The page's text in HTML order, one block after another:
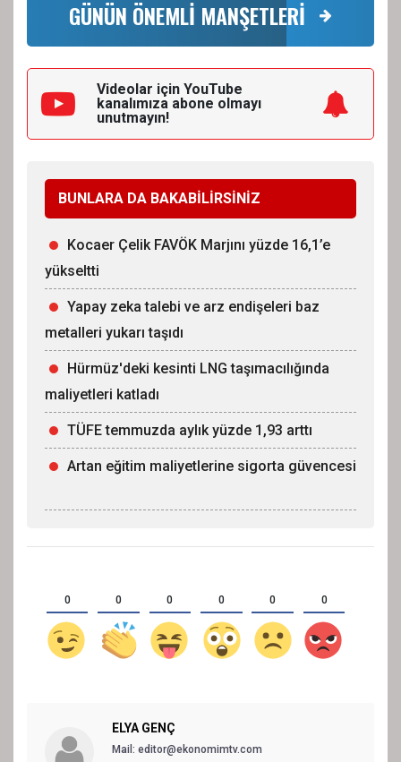
GÜNÜN ÖNEMLİ MANŞETLERİ
Videolar için YouTube
kanalımıza abone olmayı
unutmayın!
BUNLARA DA BAKABİLİRSİNİZ
Kocaer Çelik FAVÖK Marjını yüzde 16,1’e
yükseltti
Yapay zeka talebi ve arz endişeleri baz
metalleri yukarı taşıdı
Hürmüz'deki kesinti LNG taşımacılığında
maliyetleri katladı
TÜFE temmuzda aylık yüzde 1,93 arttı
Artan eğitim maliyetlerine sigorta güvencesi
0 0 0 0 0 0
ELYA GENÇ
Mail: editor@ekonomimtv.com